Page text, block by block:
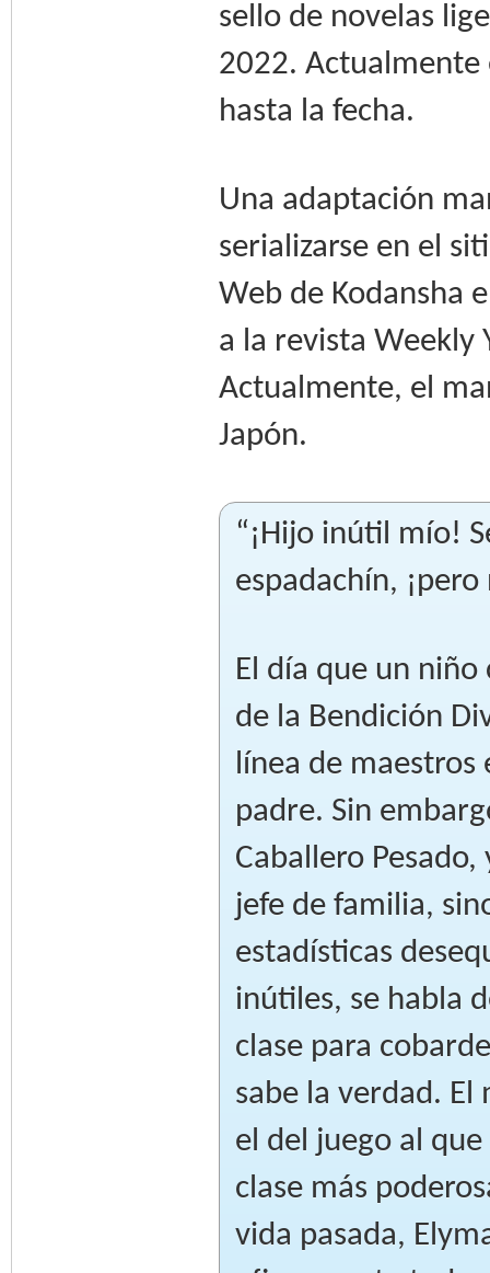
sello de novelas
2022. Actualmente
hasta la fecha.
Una adaptación
serializarse en el
Web de Kodansha
a la revista Weekly
Actualmente, el
Japón.
“¡Hijo inútil mío!
espadachín,
El día que un
de la Bendición
línea de maestros
padre. Sin
Caballero
jefe de familia,
estadísticas
inútiles, se habla
clase para
sabe la verdad. El
el del juego al
clase más
vida pasada,